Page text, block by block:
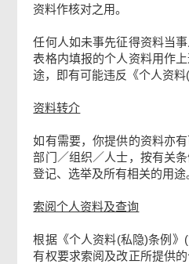
资料作核对之用。
任何人如未事先征得资料当
表格内填报的个人资料用作
途，即有可能违反《个人资料
资料转介
如有需要，你提供的资料亦
部门／组织／人士，按有关
登记、选举及所有相关的用途
索阅个人资料及查询
根据《个人资料(私隐)条例》
有权要求索阅及改正所提供